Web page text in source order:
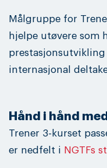
Målgruppe for
hjelpe utøvere som
internasjonal
Hånd i hånd
Trener 3-kurset
er nedfelt i NGTFs